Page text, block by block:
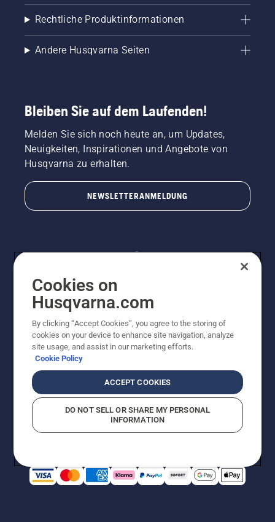
Rechtliche Produktinformationen
Andere Husqvarna Seiten
Bleiben Sie auf dem Laufenden!
Melden Sie sich noch heute an, um Updates,
Neuigkeiten, Inspirationen und Angebote von
Husqvarna zu erhalten.
NEWSLETTERANMELDUNG
© Husqvarna AB (publ). Alle Rechte vorbehalten.
Preisänderungen, Irrtümer, Text- und Satzfehler sind
vorbehalten. Bei den Preisangaben handelt es sich um
unverbindliche Preisempfehlungen in Euro inkl. der
unverbindliche Preisempfehlungen (inkl. MwSt), es sei
denn sie sind für den direkten Kauf verfügbar.
Cookie-RichtlinieNutzungsbedingungenAGBs
ImpressumVermutete Verstöße melden
Cookies on
Husqvarna.com
By clicking “Accept Cookies”, you agree to the storing of
cookies on your device to enhance site navigation, analyze
site usage, and assist in our marketing efforts.
Cookie Policy
ACCEPT COOKIES
DO NOT SELL OR SHARE MY PERSONAL
INFORMATION